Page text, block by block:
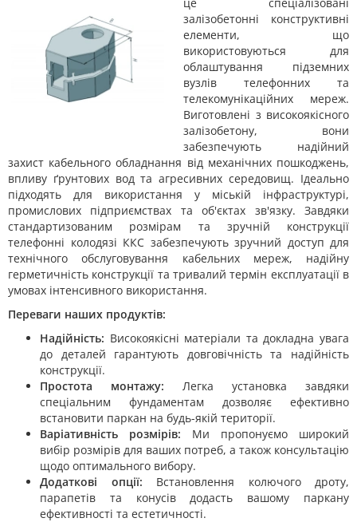
залізобетонні конструктивні
елементи, що
використовуються для
облаштування підземних
вузлів телефонних та
телекомунікаційних мереж.
Виготовлені з високоякісного
залізобетону, вони
забезпечують надійний
захист кабельного обладнання від механічних пошкоджень,
впливу ґрунтових вод та агресивних середовищ. Ідеально
підходять для використання у міській інфраструктурі,
промислових підприємствах та об'єктах зв'язку. Завдяки
стандартизованим розмірам та зручній конструкції
телефонні колодязі ККС забезпечують зручний доступ для
технічного обслуговування кабельних мереж, надійну
герметичність конструкції та тривалий термін експлуатації в
умовах інтенсивного використання.
Переваги наших продуктів:
Надійність: Високоякісні матеріали та докладна увага
до деталей гарантують довговічність та надійність
конструкції.
Простота монтажу: Легка установка завдяки
спеціальним фундаментам дозволяє ефективно
встановити паркан на будь-якій території.
Варіативність розмірів: Ми пропонуємо широкий
вибір розмірів для ваших потреб, а також консультацію
щодо оптимального вибору.
Додаткові опції: Встановлення колючого дроту,
парапетів та конусів додасть вашому паркану
ефективності та естетичності.